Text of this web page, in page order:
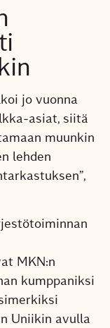
jo vuonna
asiat, siitä
muunkin
lehden
MKN:n
kumppaniksi
Uniikin avulla